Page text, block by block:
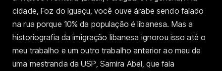
cidade, Foz do Iguaçu, você ouve árabe sendo falado
na rua porque 10% da população é libanesa. Mas a
historiografia da imigração libanesa ignorou isso até o
meu trabalho e um outro trabalho anterior ao meu de
uma mestranda da USP, Samira Abel, que fala